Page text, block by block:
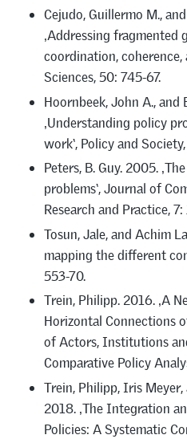
Cejudo, Guillermo M.,
‚Addressing fragmented
coordination, coherence,
Sciences, 50: 745-67.
Hoornbeek, John A., and
‚Understanding policy
work‘, Policy and
Peters, B. Guy. 2005.
problems‘, Journal of
Research and Practice,
Tosun, Jale, and Achim
mapping the different
553-70.
Trein, Philipp. 2016. ‚A
Horizontal Connections
of Actors, Institutions
Comparative Policy
Trein, Philipp, Iris
2018. ‚The Integration
Policies: A Systematic